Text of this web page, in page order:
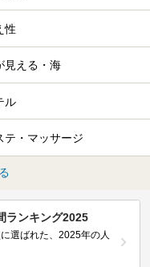
性
見える・海
ル
テ・マッサージ
ランキング2025
選ばれた、2025年の人